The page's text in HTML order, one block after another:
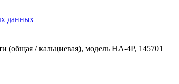
данных
(общая / кальциевая), модель HA-4P, 145701